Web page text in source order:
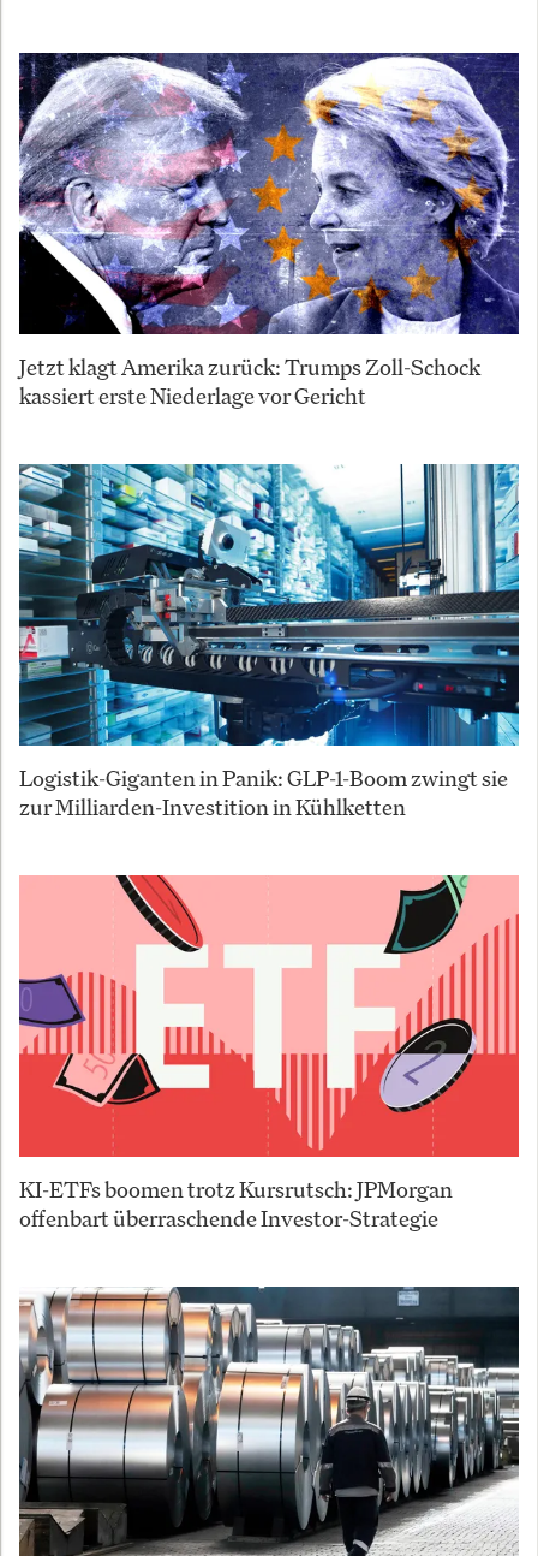
Jetzt klagt Amerika zurück: Trumps Zoll-Schock
kassiert erste Niederlage vor Gericht
Logistik-Giganten in Panik: GLP-1-Boom zwingt sie
zur Milliarden-Investition in Kühlketten
KI-ETFs boomen trotz Kursrutsch: JPMorgan
offenbart überraschende Investor-Strategie